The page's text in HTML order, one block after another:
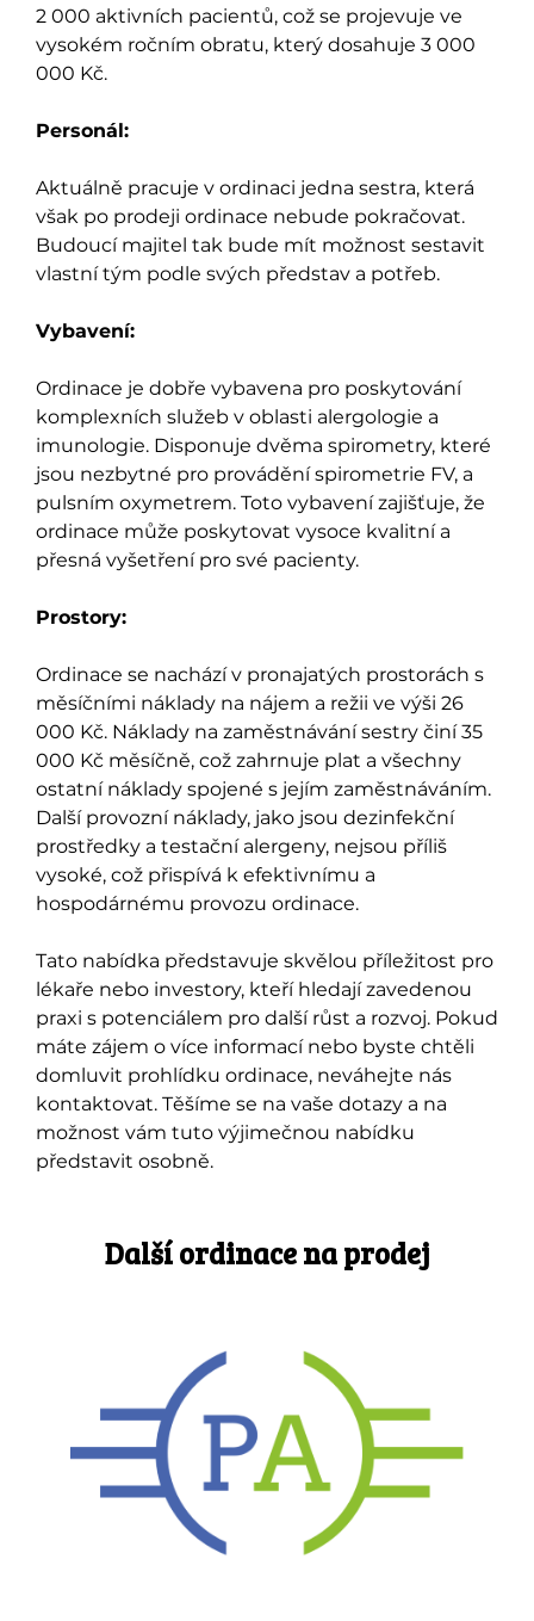
2 000 aktivních pacientů, což se projevuje ve
vysokém ročním obratu, který dosahuje 3 000
000 Kč.
Personál:
Aktuálně pracuje v ordinaci jedna sestra, která
však po prodeji ordinace nebude pokračovat.
Budoucí majitel tak bude mít možnost sestavit
vlastní tým podle svých představ a potřeb.
Vybavení:
Ordinace je dobře vybavena pro poskytování
komplexních služeb v oblasti alergologie a
imunologie. Disponuje dvěma spirometry, které
jsou nezbytné pro provádění spirometrie FV, a
pulsním oxymetrem. Toto vybavení zajišťuje, že
ordinace může poskytovat vysoce kvalitní a
přesná vyšetření pro své pacienty.
Prostory:
Ordinace se nachází v pronajatých prostorách s
měsíčními náklady na nájem a režii ve výši 26
000 Kč. Náklady na zaměstnávání sestry činí 35
000 Kč měsíčně, což zahrnuje plat a všechny
ostatní náklady spojené s jejím zaměstnáváním.
Další provozní náklady, jako jsou dezinfekční
prostředky a testační alergeny, nejsou příliš
vysoké, což přispívá k efektivnímu a
hospodárnému provozu ordinace.
Tato nabídka představuje skvělou příležitost pro
lékaře nebo investory, kteří hledají zavedenou
praxi s potenciálem pro další růst a rozvoj. Pokud
máte zájem o více informací nebo byste chtěli
domluvit prohlídku ordinace, neváhejte nás
kontaktovat. Těšíme se na vaše dotazy a na
možnost vám tuto výjimečnou nabídku
představit osobně.
Další ordinace na prodej